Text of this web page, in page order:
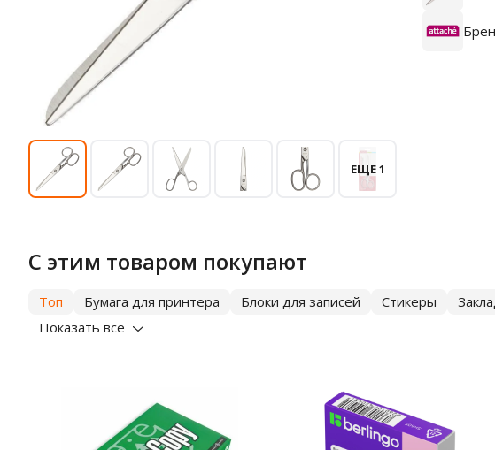
ЕЩЕ 1
С этим товаром покупают
Топ Бумага для принтера Блоки для записей Стикеры
Показать все